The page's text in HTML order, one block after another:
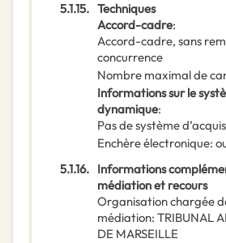
5.1.15. Techniques
Accord-cadre:
Accord-cadre, sans
concurrence
Nombre maximal de
Informations sur le
dynamique:
Pas de système
Enchère électronique:
5.1.16. Informations
médiation et recours
Organisation chargée
médiation: TRIBUNAL
DE MARSEILLE